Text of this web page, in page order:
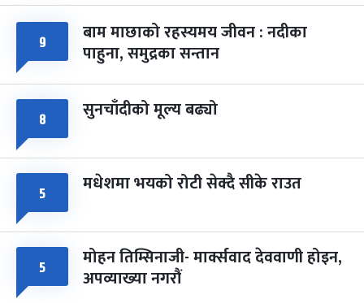
८
सोम
फागुपूर्णिमा
चैत्र ८, २०८३-Mar 22, 2027
७ महिना बाँकी
९ बाम माछाको रहस्यमय जीवन : नदीका
पाहुना, समुद्रका सन्तान
८ सुनचाँदीको मूल्य बढ्यो
५ मधेशमा भयको रोटी सेक्दै सीके राउत
५ मोहन तिम्सिनाजी- मार्क्सवाद देववाणी होइन,
अपव्याख्या नगरौं